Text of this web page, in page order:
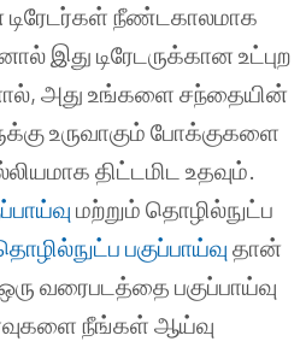
டிரேடர்கள் நீண்டகாலமாக
இது டிரேடருக்கான உட்புற
அது உங்களை சந்தையின்
உருவாகும் போக்குகளை
திட்டமிட உதவும்.
மற்றும் தொழில்நுட்ப
பகுப்பாய்வு தான்
வரைபடத்தை பகுப்பாய்வு
நீங்கள் ஆய்வு